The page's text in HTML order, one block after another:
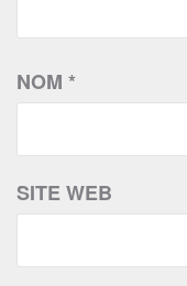
NOM *
SITE WEB